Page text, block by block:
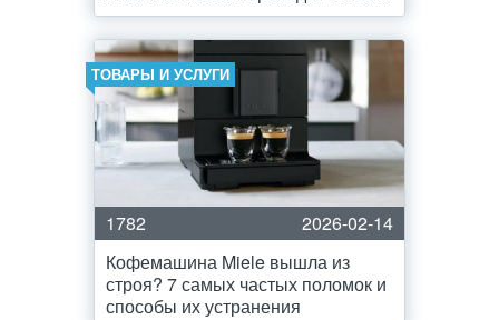
ТОВАРЫ И УСЛУГИ
1782
2026-02-14
Кофемашина Miele вышла из
строя? 7 самых частых поломок и
способы их устранения